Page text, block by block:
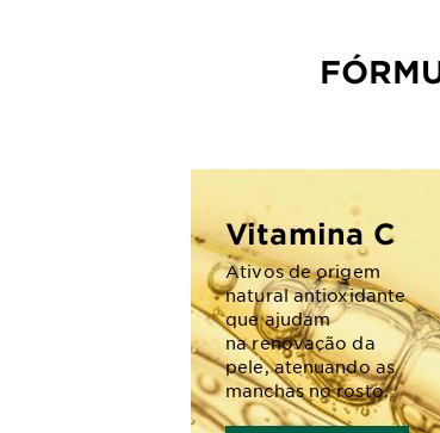
Vitamina C
Ativos de origem
natural antioxidante
que ajudam
na renovação da
pele, atenuando as
manchas no rosto.